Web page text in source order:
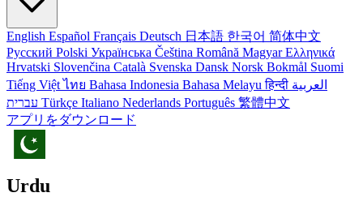
English Español Français Deutsch 日本語 한국어 简体中文
Русский Polski Українська Čeština Română MagyarΕλληνικά
Hrvatski Slovenčina Català Svenska Dansk Norsk Bokmål Suomi
Tiếng Việtไทย Bahasa Indonesia Bahasa Melayuहिन्दी العربية
Türkçe Italiano Nederlands Português 繁體中文
アプリをダウンロード
Urdu